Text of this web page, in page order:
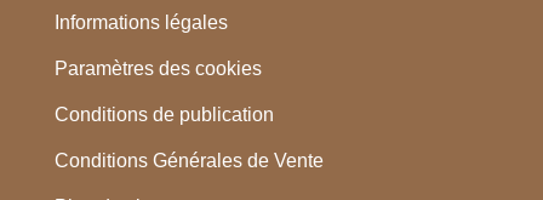
Informations légales
Paramètres des cookies
Conditions de publication
Conditions Générales de Vente